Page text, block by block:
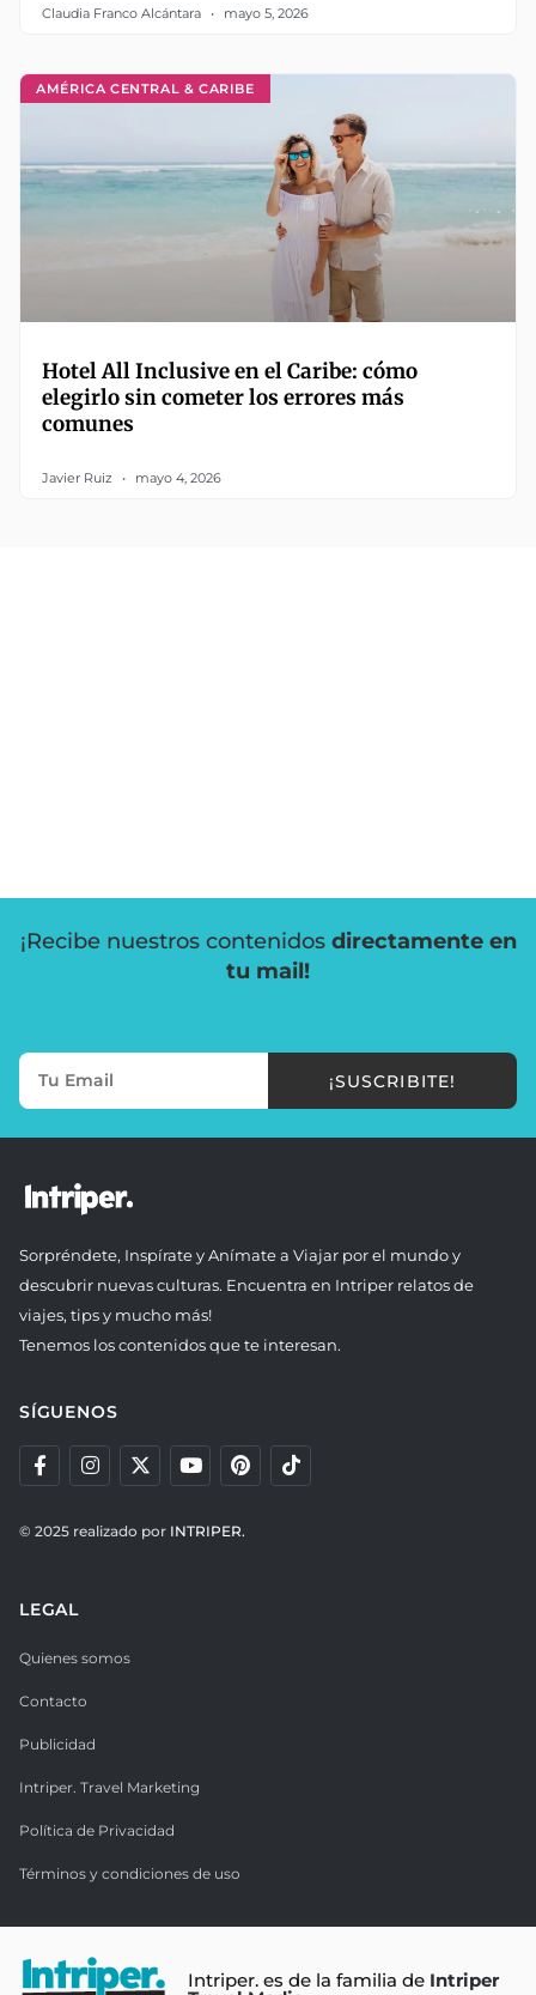
Claudia Franco Alcántara mayo 5, 2026
AMÉRICA CENTRAL & CARIBE
Hotel All Inclusive en el Caribe: cómo
elegirlo sin cometer los errores más
comunes
Javier Ruiz mayo 4, 2026
¡Recibe nuestros contenidos directamente en
tu mail!
¡SUSCRIBITE!
Sorpréndete, Inspírate y Anímate a Viajar por el mundo y
descubrir nuevas culturas. Encuentra en Intriper relatos de
viajes, tips y mucho más!
Tenemos los contenidos que te interesan.
SÍGUENOS
© 2025 realizado por INTRIPER.
LEGAL
Quienes somos
Contacto
Publicidad
Intriper. Travel Marketing
Política de Privacidad
Términos y condiciones de uso
Intriper. es de la familia de Intriper